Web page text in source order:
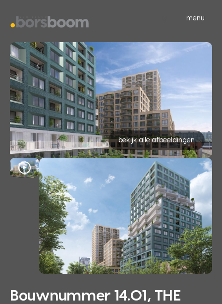
menu
bekijk alle afbeeldingen
Bouwnummer 14.01, THE